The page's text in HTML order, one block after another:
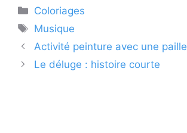
Catégories
Coloriages
Étiquettes
Musique
Activité peinture avec une paille
Le déluge : histoire courte